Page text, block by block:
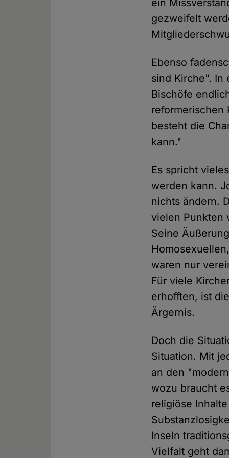
ein
gezweifelt
Ebenso
sind Kirche". In
Bischöfe
reformerischen
besteht die
kann."
Es spricht
werden kann.
nichts ändern.
vielen Punkten
Seine
waren nur
Für viele
erhofften, ist
Ärgernis.
Doch die
Situation. Mit
an den
wozu braucht
religiöse
Inseln
Vielfalt geht